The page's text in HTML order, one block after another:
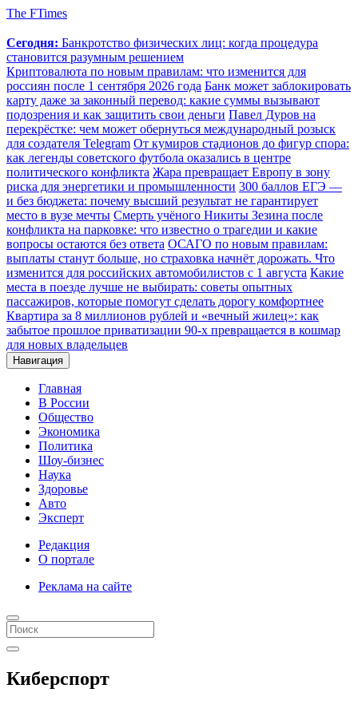
The FTimes
Сегодня: Банкротство физических лиц: когда процедура
становится разумным решением
Криптовалюта по новым правилам: что изменится для
россиян после 1 сентября 2026 года Банк может заблокировать
карту даже за законный перевод: какие суммы вызывают
подозрения и как защитить свои деньги Павел Дуров на
перекрёстке: чем может обернуться международный розыск
для создателя Telegram От кумиров стадионов до фигур спора:
как легенды советского футбола оказались в центре
политического конфликта Жара превращает Европу в зону
риска для энергетики и промышленности 300 баллов ЕГЭ —
и без бюджета: почему высший результат не гарантирует
место в вузе мечты Смерть учёного Никиты Зезина после
конфликта на парковке: что известно о трагедии и какие
вопросы остаются без ответа ОСАГО по новым правилам:
выплаты станут больше, но страховка начнёт дорожать. Что
изменится для российских автомобилистов с 1 августа Какие
места в поезде лучше не выбирать: советы опытных
пассажиров, которые помогут сделать дорогу комфортнее
Квартира за 8 миллионов рублей и «вечный жилец»: как
забытое прошлое приватизации 90-х превращается в кошмар
для новых владельцев
Навигация
Главная
В России
Общество
Экономика
Политика
Шоу-бизнес
Наука
Здоровье
Авто
Эксперт
Редакция
О портале
Реклама на сайте
Киберспорт